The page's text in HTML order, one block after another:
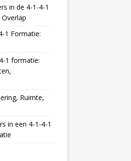
in de 4-1-4-1
1 Formatie:
1 formatie:
Ruimte,
in een 4-1-4-1